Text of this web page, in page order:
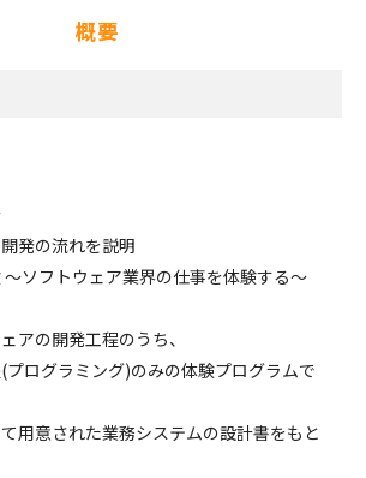
概要
発の流れを説明
～ソフトウェア業界の仕事を体験する～
アの開発工程のうち、
ログラミング)のみの体験プログラムで
用意された業務システムの設計書をもと